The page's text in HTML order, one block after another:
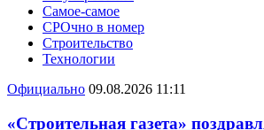
Самое-самое
СРОчно в номер
Строительство
Технологии
Официально 09.08.2026 11:11
«Строительная газета»